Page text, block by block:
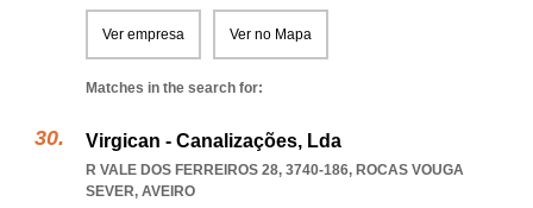
Ver empresa Ver no Mapa
Matches in the search for:
Virgican - Canalizações, Lda
R VALE DOS FERREIROS 28, 3740-186, ROCAS VOUGA
SEVER, AVEIRO